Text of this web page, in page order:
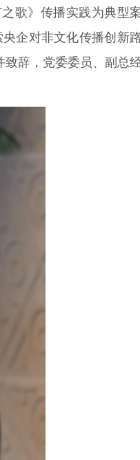
歌》传播实践为典型
企对非文化传播创新
致辞，党委委员、副总